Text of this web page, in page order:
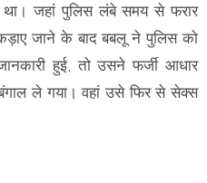
जहां पुलिस लंबे समय से फरार
जाने के बाद बबलू ने पुलिस को
हुई, तो उसने फर्जी आधार
ले गया। वहां उसे फिर से सेक्स